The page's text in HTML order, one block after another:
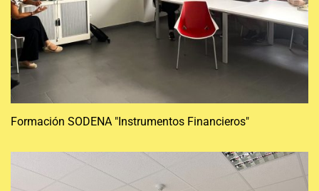
Formación SODENA "Instrumentos Financieros"